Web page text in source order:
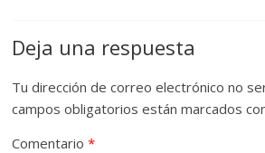
Deja una respuesta
Tu dirección de correo electrónico no
campos obligatorios están marcados
Comentario*